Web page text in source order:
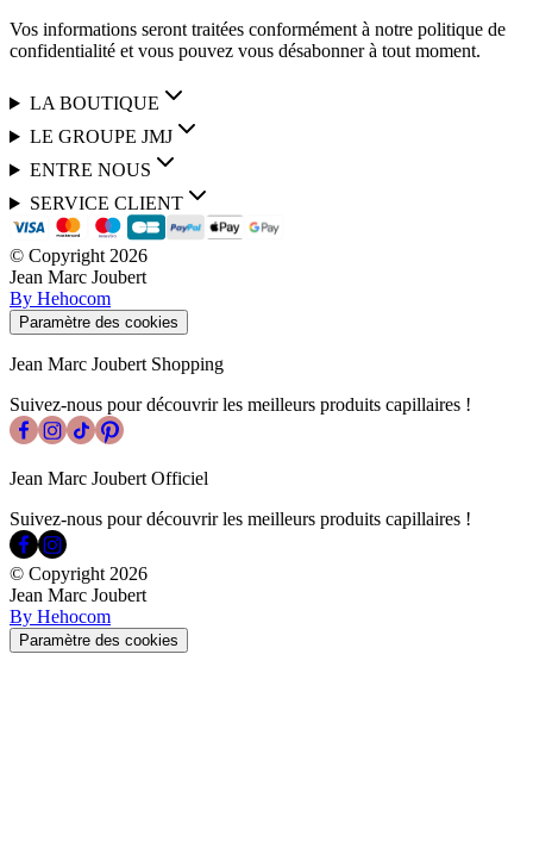
Vos informations seront traitées conformément à notre politique de
confidentialité et vous pouvez vous désabonner à tout moment.
LA BOUTIQUE
LE GROUPE JMJ
ENTRE NOUS
SERVICE CLIENT
© Copyright 2026
Jean Marc Joubert
By Hehocom
Paramètre des cookies
Jean Marc Joubert Shopping
Suivez-nous pour découvrir les meilleurs produits capillaires !
Jean Marc Joubert Officiel
Suivez-nous pour découvrir les meilleurs produits capillaires !
© Copyright 2026
Jean Marc Joubert
By Hehocom
Paramètre des cookies